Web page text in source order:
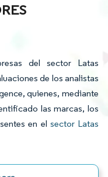
del sector Latas
de los analistas
quienes, mediante
las marcas, los
en el sector Latas